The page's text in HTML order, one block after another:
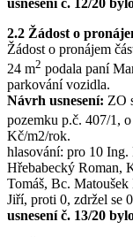
2.2 Žádost o
Žádost o pronájem
24 m2 podala paní
parkování vozidla.
Návrh usnesení: ZO
pozemku p.č. 407/1,
Kč/m2/rok.
hlasování: pro 10
Hřebabecký Roman,
Tomáš, Bc.
Jiří, proti 0, zdržel se
usnesení č. 13/20